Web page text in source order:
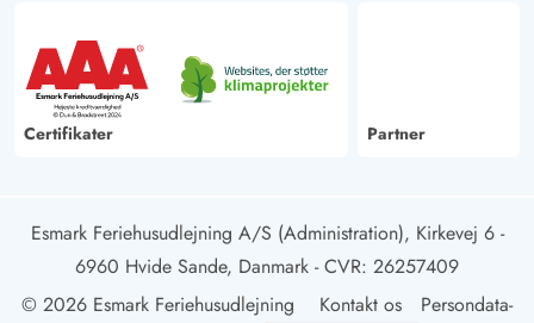
Certifikater Partner
Esmark Feriehusudlejning A/S (Administration), Kirkevej 6 -
6960 Hvide Sande, Danmark - CVR: 26257409
© 2026 Esmark Feriehusudlejning
Kontakt os
Persondata-